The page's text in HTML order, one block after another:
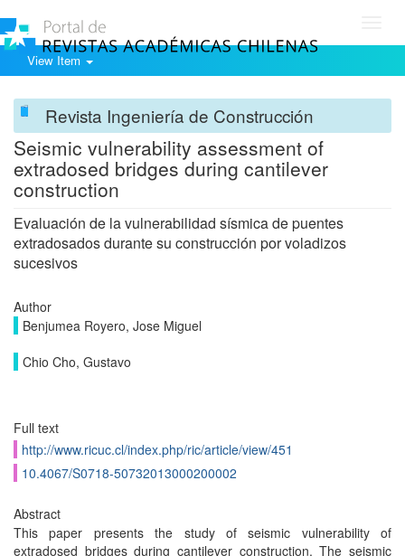
View Item
Revista Ingeniería de Construcción
Seismic vulnerability assessment of
extradosed bridges during cantilever
construction
Evaluación de la vulnerabilidad sísmica de puentes
extradosados durante su construcción por voladizos
sucesivos
Author
Benjumea Royero, Jose Miguel
Chio Cho, Gustavo
Full text
http://www.ricuc.cl/index.php/ric/article/view/451
10.4067/S0718-50732013000200002
Abstract
This paper presents the study of seismic vulnerability of
extradosed bridges during cantilever construction. The seismic